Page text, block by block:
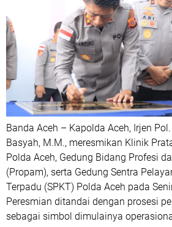
Banda Aceh – Kapolda Aceh, Irjen
Basyah, M.M., meresmikan Klinik
Polda Aceh, Gedung Bidang Profesi
(Propam), serta Gedung Sentra
Terpadu (SPKT) Polda Aceh pada
Peresmian ditandai dengan prosesi
sebagai simbol dimulainya